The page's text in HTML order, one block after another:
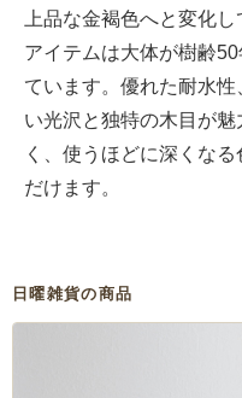
上品な金褐色へと変化
アイテムは大体が樹齢
ています。優れた耐水
い光沢と独特の木目が
く、使うほどに深くな
だけます。
日曜雑貨の商品